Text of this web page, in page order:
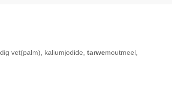
vet(palm), kaliumjodide, tarwemoutmeel,